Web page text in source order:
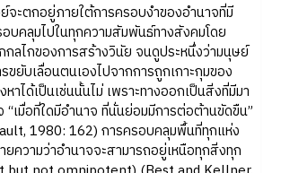
จะตกอยู่ภายใต้การครอบงำของอำนาจที่มี
บคลุมไปในทุกความสัมพันธ์ทางสังคมโดย
กลไกของการสร้างวินัย จนดูประหนึ่งว่ามนุษย์
ขยับเลื่อนตนเองไปจากการถูกเกาะกุมของ
าได้เป็นเช่นนั้นไม่ เพราะทางออกเป็นสิ่งที่มีมา
“เมื่อที่ใดมีอำนาจ ที่นั่นย่อมมีการต่อต้านขัดขืน”
1980: 162) การครอบคลุมพื้นที่ทุกแห่ง
ยความว่าอำนาจจะสามารถอยู่เหนือทุกสิ่งทุก